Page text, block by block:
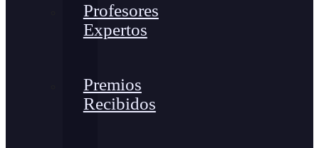
Profesores
Expertos
Premios
Recibidos